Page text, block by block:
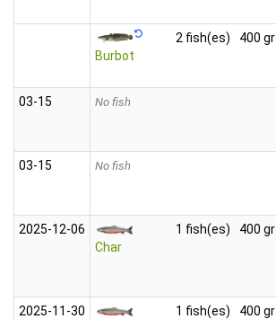
Burbot
2 fish(es) 400 gr
03‑15 No fish
03‑15 No fish
2025‑12‑06
Char
1 fish(es) 400 gr
2025‑11‑30
1 fish(es) 400 gr